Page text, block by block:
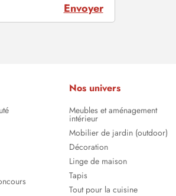
Envoyer
Nos univers
Meubles et aménagement
intérieur
Mobilier de jardin (outdoor)
Décoration
Linge de maison
Tapis
Tout pour la cuisine